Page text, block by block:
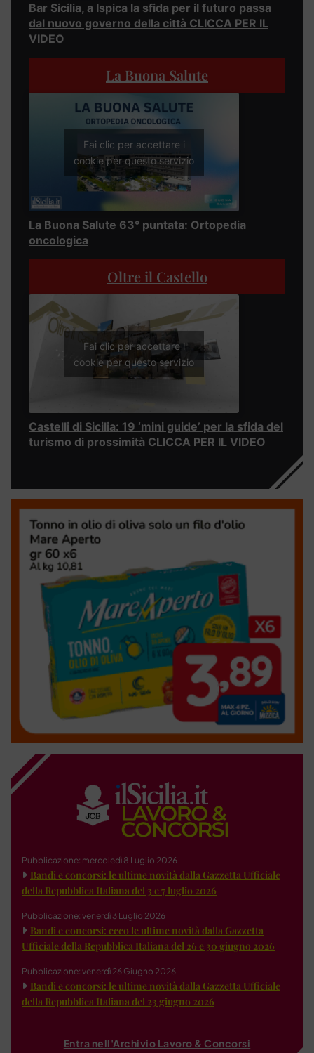
Bar Sicilia, a Ispica la sfida per il futuro passa
dal nuovo governo della città CLICCA PER IL
VIDEO
La Buona Salute
Fai clic per accettare i
cookie per questo servizio
La Buona Salute 63° puntata: Ortopedia
oncologica
Oltre il Castello
Fai clic per accettare i
cookie per questo servizio
Castelli di Sicilia: 19 ‘mini guide’ per la sfida del
turismo di prossimità CLICCA PER IL VIDEO
Pubblicazione: mercoledì 8 Luglio 2026
Bandi e concorsi: le ultime novità dalla Gazzetta Ufficiale
della Repubblica Italiana del 3 e 7 luglio 2026
Pubblicazione: venerdì 3 Luglio 2026
Bandi e concorsi: ecco le ultime novità dalla Gazzetta
Ufficiale della Repubblica Italiana del 26 e 30 giugno 2026
Pubblicazione: venerdì 26 Giugno 2026
Bandi e concorsi: le ultime novità dalla Gazzetta Ufficiale
della Repubblica Italiana del 23 giugno 2026
Entra nell'Archivio Lavoro & Concorsi